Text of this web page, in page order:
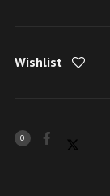
Wishlist
0